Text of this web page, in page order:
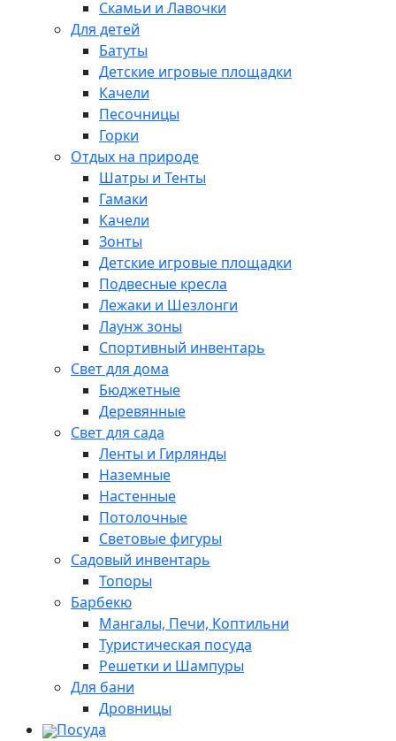
Скамьи и Лавочки
Для детей
Батуты
Детские игровые площадки
Качели
Песочницы
Горки
Отдых на природе
Шатры и Тенты
Гамаки
Качели
Зонты
Детские игровые площадки
Подвесные кресла
Лежаки и Шезлонги
Лаунж зоны
Спортивный инвентарь
Свет для дома
Бюджетные
Деревянные
Свет для сада
Ленты и Гирлянды
Наземные
Настенные
Потолочные
Световые фигуры
Садовый инвентарь
Топоры
Барбекю
Мангалы, Печи, Коптильни
Туристическая посуда
Решетки и Шампуры
Для бани
Дровницы
Посуда